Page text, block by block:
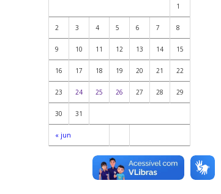
« jun
1
2 3 4 5 6 7 8
9 10 11 12 13 14 15
16 17 18 19 20 21 22
23 24 25 26 27 28 29
30 31